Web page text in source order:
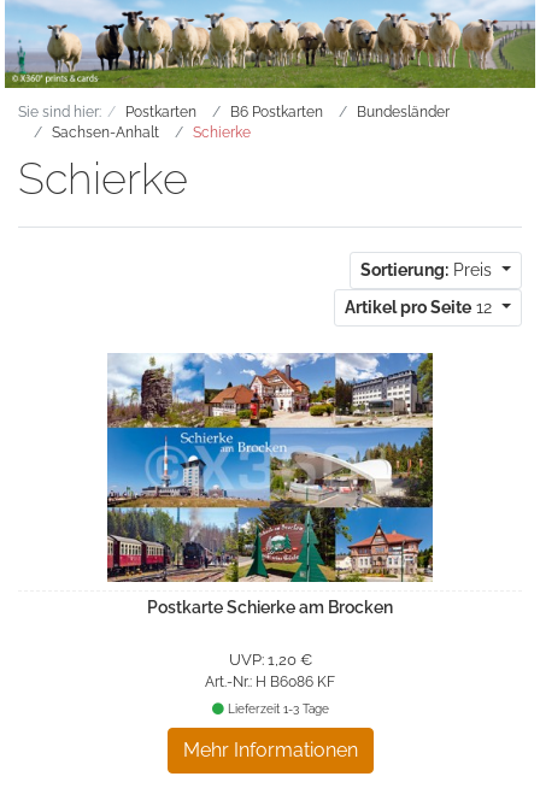
Sie sind hier: Postkarten B6 Postkarten
Bundesländer
Sachsen-Anhalt
Schierke
Schierke
Sortierung: Preis
Artikel pro Seite 12
Postkarte Schierke am Brocken
UVP: 1,20 €
Art.-Nr.: H B6086 KF
Mehr Informationen
Lieferzeit 1-3 Tage